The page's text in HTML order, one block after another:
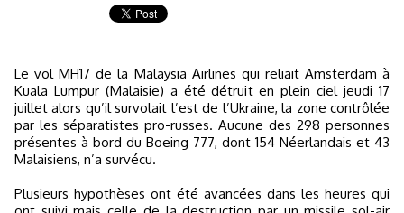
Le vol MH17 de la Malaysia Airlines qui reliait Amsterdam à
Kuala Lumpur (Malaisie) a été détruit en plein ciel jeudi 17
juillet alors qu’il survolait l’est de l’Ukraine, la zone contrôlée
par les séparatistes pro-russes. Aucune des 298 personnes
présentes à bord du Boeing 777, dont 154 Néerlandais et 43
Malaisiens, n’a survécu.
Plusieurs hypothèses ont été avancées dans les heures qui